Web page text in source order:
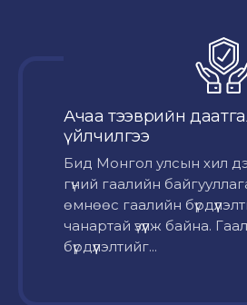
Ачаа тээврийн
үйлчилгээ
Бид Монгол улсын хил
гүний гаалийн
өмнөөс гаалийн
чанартай үзүүлж байна.
бүрдүүлэлтийг...